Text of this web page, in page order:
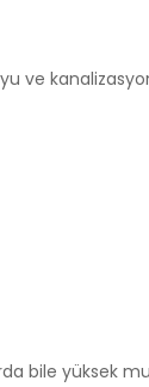
ve
bile yüksek